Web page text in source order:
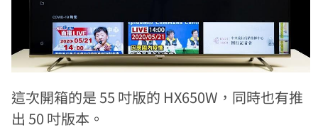
這次開箱的是 55 吋版的 HX650W，同時也有推
出 50 吋版本。